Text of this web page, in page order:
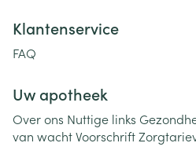
Klantenservice
FAQ
Uw apotheek
Over ons Nuttige links
van wachtVoorschrift